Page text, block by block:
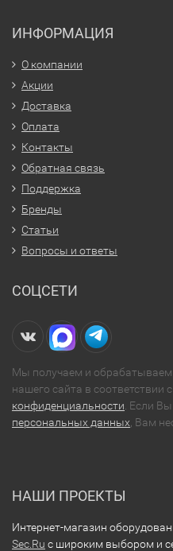
ИНФОРМАЦИЯ
О компании
Акции
Доставка
Оплата
Контакты
Обратная связь
Поддержка
Бренды
Статьи
Вопросы и ответы
СОЦСЕТИ
Мы получаем и обрабатываем
нашего сайта в соответствии с
конфиденциальности . Если
персональных данных , Вам
НАШИ ПРОЕКТЫ
Интернет-магазин
Sec.Ru с широким выбором и